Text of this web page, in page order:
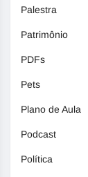
Palestra
Patrimônio
PDFs
Pets
Plano de Aula
Podcast
Política